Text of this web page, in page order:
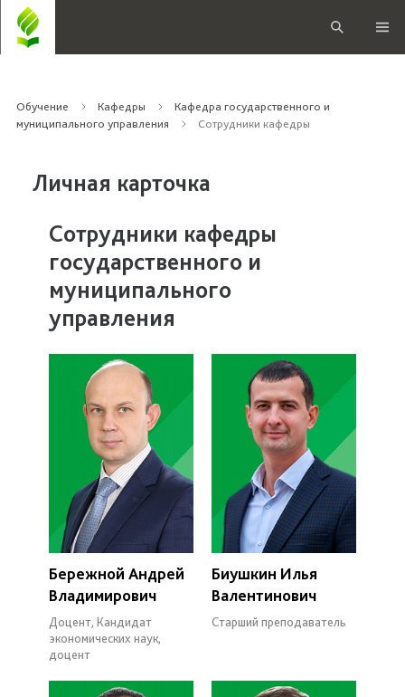
Обучение Кафедры
Кафедра государственного и
муниципального управления
Сотрудники кафедры
Личная карточка
Сотрудники кафедры
государственного и
муниципального
управления
Бережной Андрей
Владимирович
Доцент, Кандидат
экономических наук,
доцент
Биушкин Илья
Валентинович
Старший преподаватель